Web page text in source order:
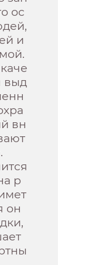
ос
и
выд
вн
р
он